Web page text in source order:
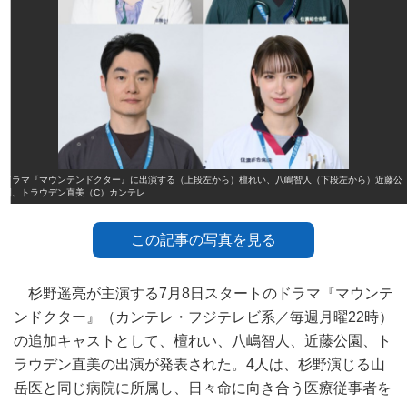
ドラマ『マウンテンドクター』に出演する（上段左から）檀れい、八嶋智人（下段左から）近藤公
園、トラウデン直美（C）カンテレ
この記事の写真を見る
杉野遥亮が主演する7月8日スタートのドラマ『マウンテ
ンドクター』（カンテレ・フジテレビ系／毎週月曜22時）
の追加キャストとして、檀れい、八嶋智人、近藤公園、ト
ラウデン直美の出演が発表された。4人は、杉野演じる山
岳医と同じ病院に所属し、日々命に向き合う医療従事者を